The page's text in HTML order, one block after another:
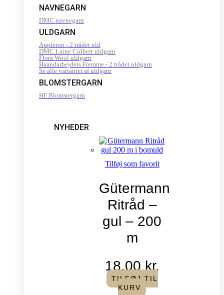
NAVNEGARN
DMC navnegarn
ULDGARN
Appleton - 2 trådet uld
DMC Laine Colbert uldgarn
Flora Wool uldgarn
Haandarbejdets Fremme - 2 trådet uldgarn
Se alle varianter af uldgarn
BLOMSTERGARN
HF Blomstergarn
NYHEDER
Tilføj som favorit
Gütermann
Ritråd –
gul – 200
m
18,00kr.
TILFØJ TIL
KURV